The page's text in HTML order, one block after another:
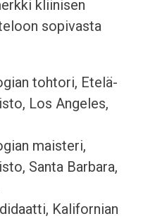
kliinisen
sopivasta
tohtori, Etelä-
Los Angeles,
maisteri,
Santa Barbara,
Kalifornian